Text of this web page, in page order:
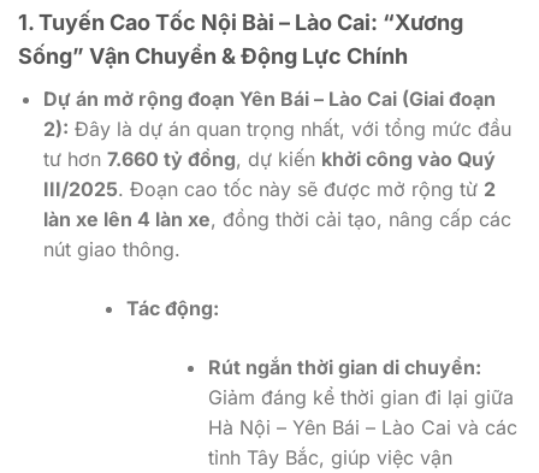
1. Tuyến Cao Tốc Nội Bài – Lào Cai: “Xương
Sống” Vận Chuyển & Động Lực Chính
Dự án mở rộng đoạn Yên Bái – Lào Cai (Giai đoạn
2): Đây là dự án quan trọng nhất, với tổng mức đầu
tư hơn 7.660 tỷ đồng, dự kiến khởi công vào Quý
III/2025. Đoạn cao tốc này sẽ được mở rộng từ 2
làn xe lên 4 làn xe, đồng thời cải tạo, nâng cấp các
nút giao thông.
Tác động:
Rút ngắn thời gian di chuyển:
Giảm đáng kể thời gian đi lại giữa
Hà Nội – Yên Bái – Lào Cai và các
tỉnh Tây Bắc, giúp việc vận